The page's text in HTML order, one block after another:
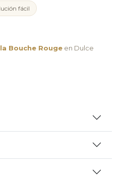
fácil
la Bouche Rouge en Dulce